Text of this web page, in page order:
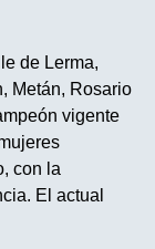
de Lerma,
Metán, Rosario
vigente
con la
El actual